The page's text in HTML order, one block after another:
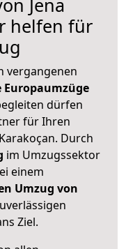
helfen für
vergangenen
dürfen
für Ihren
Durch
im Umzugssektor
einem
Umzug von
Ziel.